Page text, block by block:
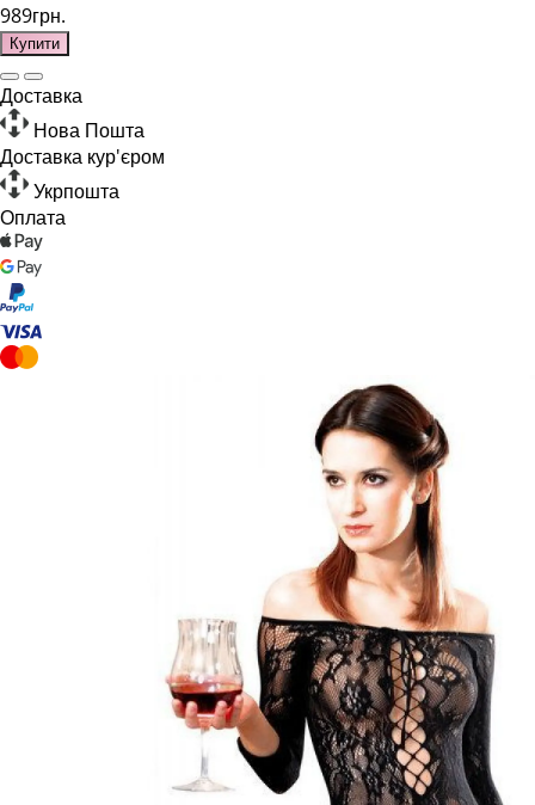
989грн.
Купити
Доставка
Нова Пошта
Доставка кур'єром
Укрпошта
Оплата